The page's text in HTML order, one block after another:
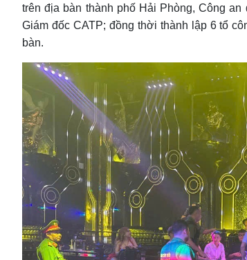
trên địa bàn thành phố Hải Phòng, Công
Giám đốc CATP; đồng thời thành lập 6 tổ
bàn.